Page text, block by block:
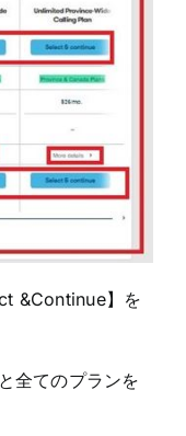
&Continue】を
全てのプランを